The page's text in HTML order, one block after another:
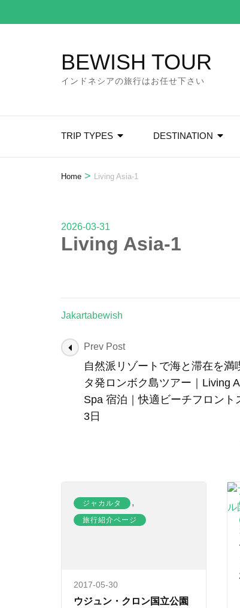
to
BEWISH TOUR
インドネシアの旅行はお任せ下さい
TRIP TYPES DESTINATION
Home > Living Asia-1
2026-03-31
Living Asia-1
Jakartabewish
Post
Navigation
Prev Post
自然派リゾートで海と滞在を満
タ発ロンボク島ツアー｜Living
Spa 宿泊｜快適ビーチフロント
3日
ジャカルタ ,
旅行紹介ページ
2017-05-30
ウジュン・クロン国立公園